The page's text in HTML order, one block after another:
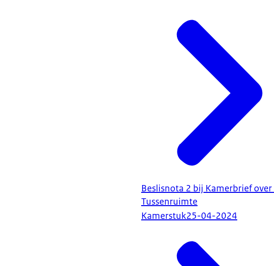
Beslisnota 2 bij Kamerbrief
Tussenruimte
Kamerstuk25-04-2024